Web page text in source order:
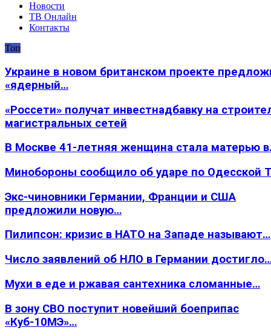
Новости
ТВ Онлайн
Контакты
Топ
Украине в новом британском проекте
«ядерный…
«Россети» получат инвестнадбавку на
магистральных сетей
В Москве 41-летняя женщина стала матерью
Минобороны сообщило об ударе по Одесской
Экс-чиновники Германии, Франции и США
предложили новую…
Пилипсон: кризис в НАТО на Западе называют…
Число заявлений об НЛО в Германии
Мухи в еде и ржавая сантехника сломанные…
В зону СВО поступит новейший боеприпас
«Куб-10МЭ»…